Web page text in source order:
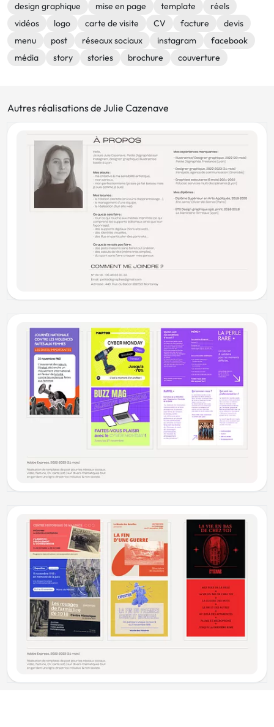
design graphique mise en page template
réels
vidéos
logo carte de visite CV facture
devis
menu
post réseaux sociaux instagram
facebook
média
story stories brochure couverture
Autres réalisations de Julie Cazenave